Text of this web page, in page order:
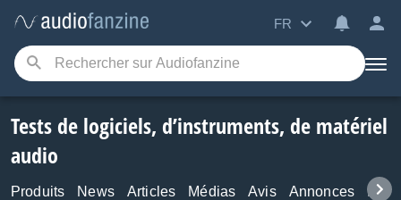
FR
Tests de logiciels, d’instruments, de matériel
audio
Produits News Articles Médias Avis Annonces